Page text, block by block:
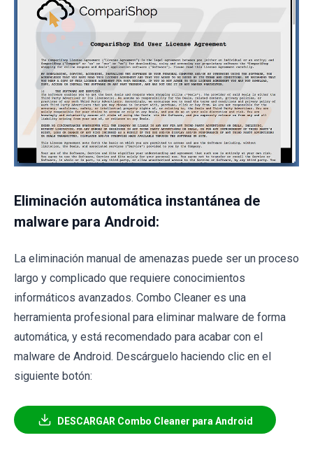
Eliminación automática instantánea de
malware para Android:
La eliminación manual de amenazas puede ser un proceso
largo y complicado que requiere conocimientos
informáticos avanzados. Combo Cleaner es una
herramienta profesional para eliminar malware de forma
automática, y está recomendado para acabar con el
malware de Android. Descárguelo haciendo clic en el
siguiente botón:
DESCARGAR Combo Cleaner para Android